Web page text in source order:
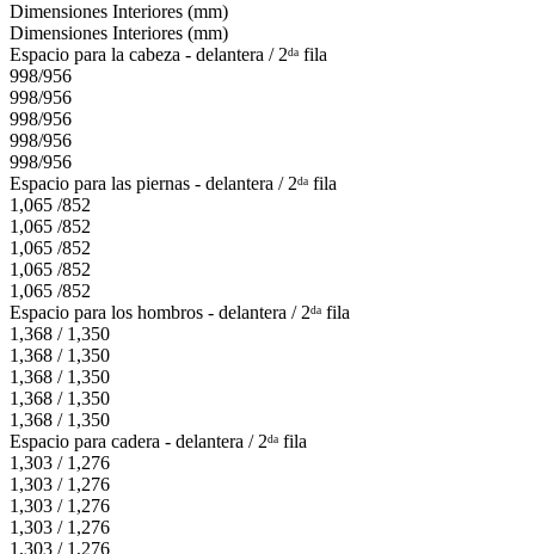
Dimensiones Interiores (mm)
Dimensiones Interiores (mm)
Espacio para la cabeza - delantera / 2ᵈᵃ fila
998/956
998/956
998/956
998/956
998/956
Espacio para las piernas - delantera / 2ᵈᵃ fila
1,065 /852
1,065 /852
1,065 /852
1,065 /852
1,065 /852
Espacio para los hombros - delantera / 2ᵈᵃ fila
1,368 / 1,350
1,368 / 1,350
1,368 / 1,350
1,368 / 1,350
1,368 / 1,350
Espacio para cadera - delantera / 2ᵈᵃ fila
1,303 / 1,276
1,303 / 1,276
1,303 / 1,276
1,303 / 1,276
1,303 / 1,276